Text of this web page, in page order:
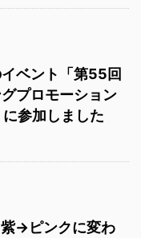
ベント「第55回
プロモーション
に参加しました
→ピンクに変わ